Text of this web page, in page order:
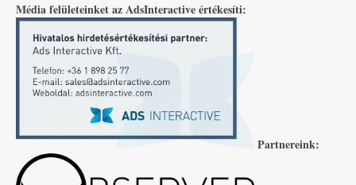
Média felületeinket az AdsInteractive értékesíti:
Partnereink: